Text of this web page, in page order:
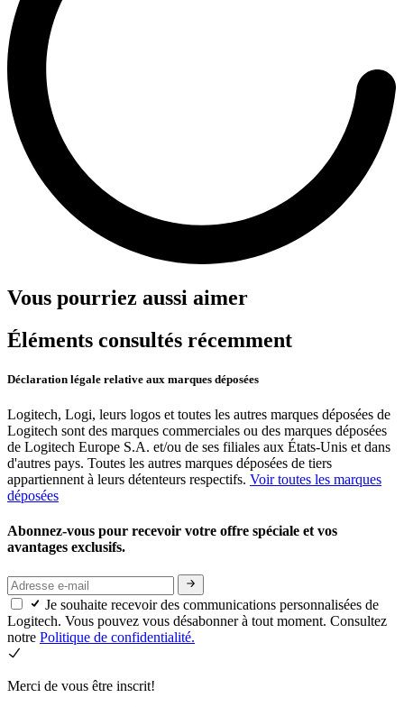
Vous pourriez aussi aimer
Éléments consultés récemment
Déclaration légale relative aux marques déposées
Logitech, Logi, leurs logos et toutes les autres marques déposées de
Logitech sont des marques commerciales ou des marques déposées
de Logitech Europe S.A. et/ou de ses filiales aux États-Unis et dans
d'autres pays. Toutes les autres marques déposées de tiers
appartiennent à leurs détenteurs respectifs. Voir toutes les marques
déposées
Abonnez-vous pour recevoir votre offre spéciale et vos
avantages exclusifs.
Je souhaite recevoir des communications personnalisées de
Logitech. Vous pouvez vous désabonner à tout moment. Consultez
notre Politique de confidentialité.
Merci de vous être inscrit!